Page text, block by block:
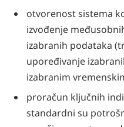
otvorenost sistema
izvođenje
izabranih podataka
upoređivanje
izabranim
proračun ključnih
standardni su